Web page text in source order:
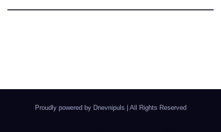
Proudly powered by Dnevnipuls | All Rights Reserved